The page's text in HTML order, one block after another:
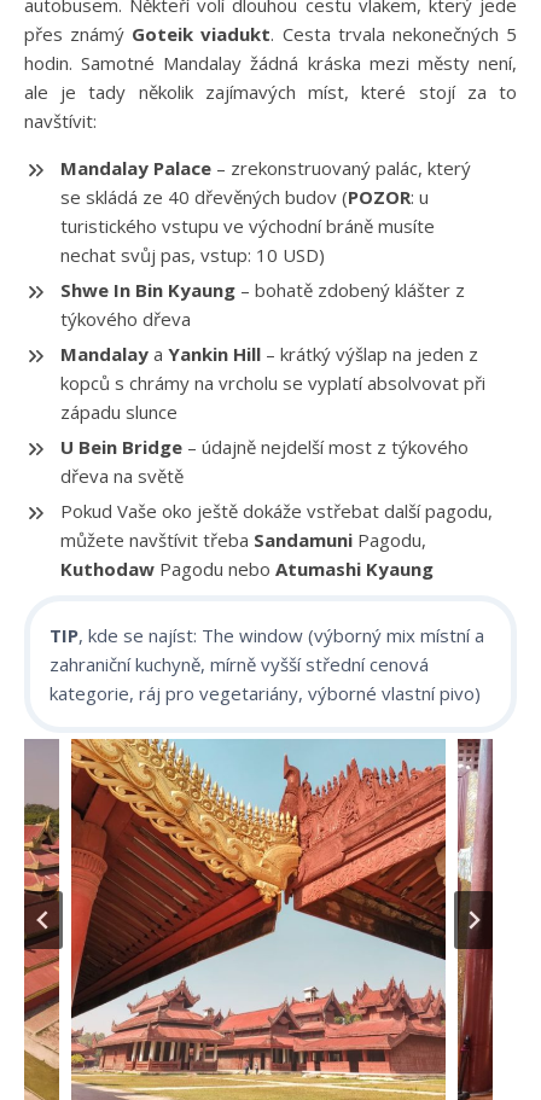
přes známý Goteik viadukt. Cesta trvala nekonečných 5
hodin. Samotné Mandalay žádná kráska mezi městy není,
ale je tady několik zajímavých míst, které stojí za to
navštívit:
Mandalay Palace – zrekonstruovaný palác, který
se skládá ze 40 dřevěných budov (POZOR: u
turistického vstupu ve východní bráně musíte
nechat svůj pas, vstup: 10 USD)
Shwe In Bin Kyaung – bohatě zdobený klášter z
týkového dřeva
Mandalay a Yankin Hill – krátký výšlap na jeden z
kopců s chrámy na vrcholu se vyplatí absolvovat při
západu slunce
U Bein Bridge – údajně nejdelší most z týkového
dřeva na světě
Pokud Vaše oko ještě dokáže vstřebat další pagodu,
můžete navštívit třeba Sandamuni Pagodu,
Kuthodaw Pagodu nebo Atumashi Kyaung
TIP, kde se najíst: The window (výborný mix místní a
zahraniční kuchyně, mírně vyšší střední cenová
kategorie, ráj pro vegetariány, výborné vlastní pivo)